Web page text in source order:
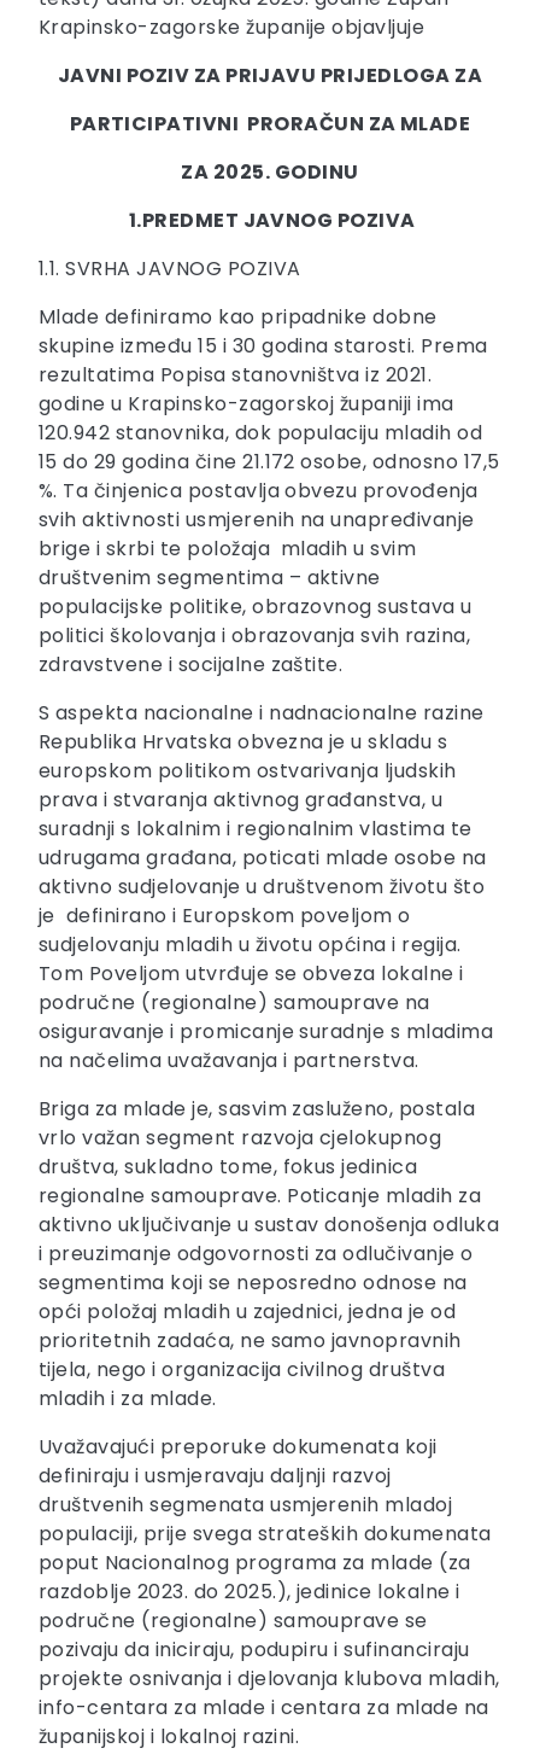
Krapinsko-zagorske županije objavljuje
JAVNI POZIV ZA PRIJAVU PRIJEDLOGA ZA
PARTICIPATIVNI PRORAČUN ZA MLADE
ZA 2025. GODINU
1.PREDMET JAVNOG POZIVA
1.1. SVRHA JAVNOG POZIVA
Mlade definiramo kao pripadnike dobne
skupine između 15 i 30 godina starosti. Prema
rezultatima Popisa stanovništva iz 2021.
godine u Krapinsko-zagorskoj županiji ima
120.942 stanovnika, dok populaciju mladih od
15 do 29 godina čine 21.172 osobe, odnosno 17,5
%. Ta činjenica postavlja obvezu provođenja
svih aktivnosti usmjerenih na unapređivanje
brige i skrbi te položaja mladih u svim
društvenim segmentima – aktivne
populacijske politike, obrazovnog sustava u
politici školovanja i obrazovanja svih razina,
zdravstvene i socijalne zaštite.
S aspekta nacionalne i nadnacionalne razine
Republika Hrvatska obvezna je u skladu s
europskom politikom ostvarivanja ljudskih
prava i stvaranja aktivnog građanstva, u
suradnji s lokalnim i regionalnim vlastima te
udrugama građana, poticati mlade osobe na
aktivno sudjelovanje u društvenom životu što
je definirano i Europskom poveljom o
sudjelovanju mladih u životu općina i regija.
Tom Poveljom utvrđuje se obveza lokalne i
područne (regionalne) samouprave na
osiguravanje i promicanje suradnje s mladima
na načelima uvažavanja i partnerstva.
Briga za mlade je, sasvim zasluženo, postala
vrlo važan segment razvoja cjelokupnog
društva, sukladno tome, fokus jedinica
regionalne samouprave. Poticanje mladih za
aktivno uključivanje u sustav donošenja odluka
i preuzimanje odgovornosti za odlučivanje o
segmentima koji se neposredno odnose na
opći položaj mladih u zajednici, jedna je od
prioritetnih zadaća, ne samo javnopravnih
tijela, nego i organizacija civilnog društva
mladih i za mlade.
Uvažavajući preporuke dokumenata koji
definiraju i usmjeravaju daljnji razvoj
društvenih segmenata usmjerenih mladoj
populaciji, prije svega strateških dokumenata
poput Nacionalnog programa za mlade (za
razdoblje 2023. do 2025.), jedinice lokalne i
područne (regionalne) samouprave se
pozivaju da iniciraju, podupiru i sufinanciraju
projekte osnivanja i djelovanja klubova mladih,
info-centara za mlade i centara za mlade na
županijskoj i lokalnoj razini.